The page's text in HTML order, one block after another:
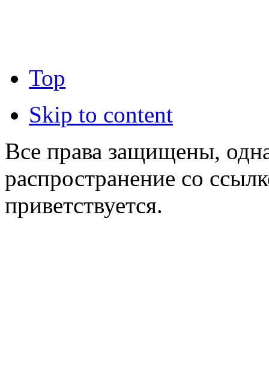
Top
Skip to content
Все права защищены,
распространение со
приветствуется.